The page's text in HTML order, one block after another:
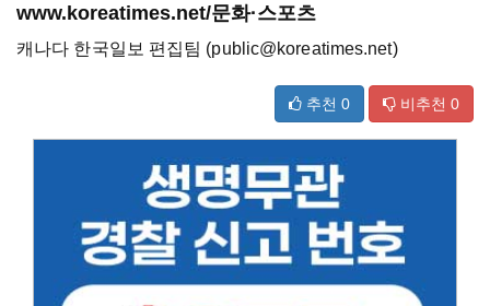
www.koreatimes.net/문화·스포츠
캐나다 한국일보 편집팀 (public@koreatimes.net)
추천 0 비추천 0